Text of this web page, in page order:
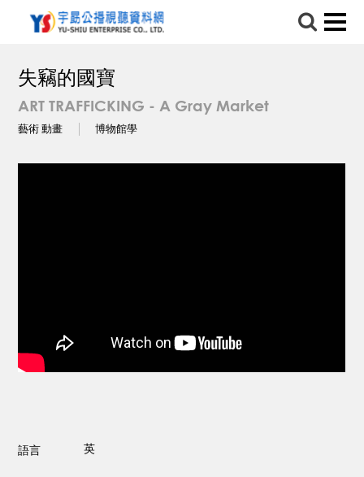
失竊的國寶
ART TRAFFICKING - A Gray Market
藝術 動畫 博物館學
語言 英